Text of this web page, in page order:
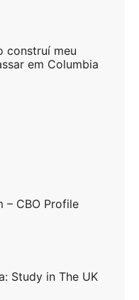
construí meu
em Columbia
– CBO Profile
Study in The UK